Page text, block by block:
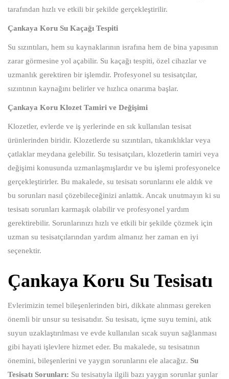
tarafından hızlı ve etkili bir şekilde gerçekleştirilir.
Çankaya Koru Su Kaçağı Tespiti
Su sızıntıları, hem su kaynaklarının israfına hem de bina yapısının
zarar görmesine yol açabilir. Su kaçağı tespiti, özel cihazlar ve
uzmanlık gerektiren bir işlemdir. Profesyonel su tesisatçılar,
sızıntının kaynağını belirler ve hızlıca onarıma başlar.
Çankaya Koru Klozet Tamiri ve Değişimi
Klozetler, evlerde ve iş yerlerinde en sık kullanılan tesisat
ürünlerinden biridir. Klozetlerde su sızıntıları, tıkanıklıklar veya
çatlaklar meydana gelebilir. Su tesisatçıları, klozetlerin tamiri veya
değişimi konusunda uzmanlaşmışlardır ve bu işlemi profesyonelce
gerçekleştirirler. Bu makalede, su tesisatı sorunlarını ele aldık ve
bu sorunları nasıl çözebileceğinizi anlattık. Ancak unutmayın ki su
tesisatı sorunları karmaşık olabilir ve profesyonel yardım
gerektirebilir. Sorunlarınızı hızlı ve etkili bir şekilde çözmek için
uzman su tesisatçılarından yardım almanız her zaman en iyi
seçenektir.
Çankaya Koru Su Tesisatı
Evlerimizin temel bileşenlerinden biri, dikkate alınması gereken
önemli bir unsur su tesisatıdır. Su tesisatı, içme suyu temini, atık
suyun uzaklaştırılması ve evde kullanılan sıcak suyun sağlanması
gibi hayati işlevlere hizmet eder. Bu makalede, su tesisatının
önemini, bileşenlerini ve yaygın sorunlarını ele alacağız. Su
Tesisatı Sorunları: Su tesisatıyla ilgili bazı yaygın sorunlar şunlar